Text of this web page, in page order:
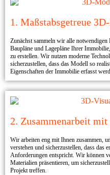
1. Maßstabsgetreue
Zunächst sammeln wir alle
Baupläne und Lagepläne Ihrer
zu erstellen. Wir nutzen moderne
sicherzustellen, dass das Modell so
Eigenschaften der Immobilie erfasst
2. Zusammenarbeit mit
Wir arbeiten eng mit Ihnen zusammen,
verstehen und sicherzustellen, dass das
Anforderungen entspricht. Wir können
Materialien präsentieren, um
Projekt treffen.